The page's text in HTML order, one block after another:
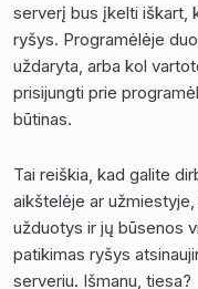
serverį bus įkelti iškart,
ryšys. Programėlėje
uždaryta, arba kol
prisijungti prie
būtinas.
Tai reiškia, kad galite
aikštelėje ar
užduotys ir jų būsenos
patikimas ryšys
serveriu. Išmanu, tiesa?